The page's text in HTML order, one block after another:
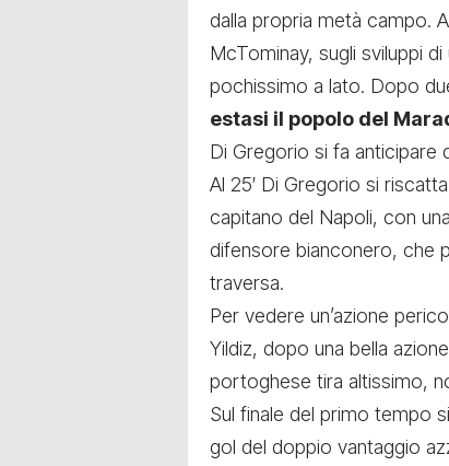
dalla propria metà campo.
McTominay, sugli sviluppi
pochissimo a lato. Dopo
estasi il popolo del
Di Gregorio si fa anticipare
Al 25′ Di Gregorio si
capitano del Napoli, con
difensore bianconero, che
traversa.
Per vedere un’azione
Yildiz, dopo una bella
portoghese tira altissimo,
Sul finale del primo tempo
gol del doppio vantaggio